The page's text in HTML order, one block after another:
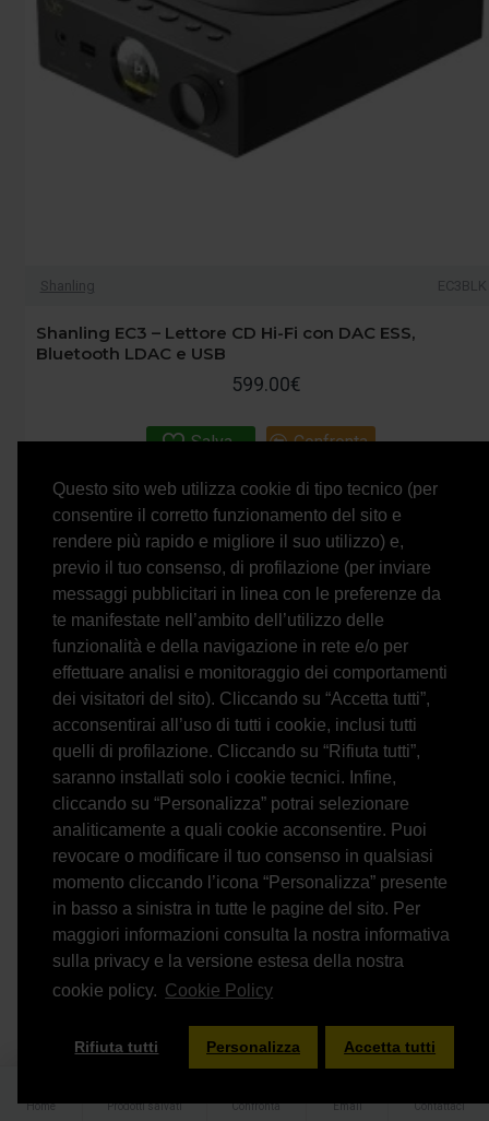
Questo sito web utilizza cookie di tipo tecnico (per
consentire il corretto funzionamento del sito e
rendere più rapido e migliore il suo utilizzo) e,
previo il tuo consenso, di profilazione (per inviare
messaggi pubblicitari in linea con le preferenze da
te manifestate nell’ambito dell’utilizzo delle
funzionalità e della navigazione in rete e/o per
effettuare analisi e monitoraggio dei comportamenti
dei visitatori del sito). Cliccando su “Accetta tutti”,
acconsentirai all’uso di tutti i cookie, inclusi tutti
quelli di profilazione. Cliccando su “Rifiuta tutti”,
saranno installati solo i cookie tecnici. Infine,
cliccando su “Personalizza” potrai selezionare
analiticamente a quali cookie acconsentire. Puoi
revocare o modificare il tuo consenso in qualsiasi
momento cliccando l’icona “Personalizza” presente
in basso a sinistra in tutte le pagine del sito. Per
maggiori informazioni consulta la nostra informativa
sulla privacy e la versione estesa della nostra
cookie policy. Cookie Policy
Rifiuta tutti Personalizza Accetta tutti
Shanling EC3BLK
Shanling EC3 – Lettore CD Hi-Fi con DAC ESS,
Bluetooth LDAC e USB
599.00€
Salva Confronta
Yamaha
Yamaha CD-C603 – Lettore CD Hi-Fi a 5 Dischi con
Pure Direct
Home Prodotti salvati Confronta Email Contattaci
FILTER PRODUCTS